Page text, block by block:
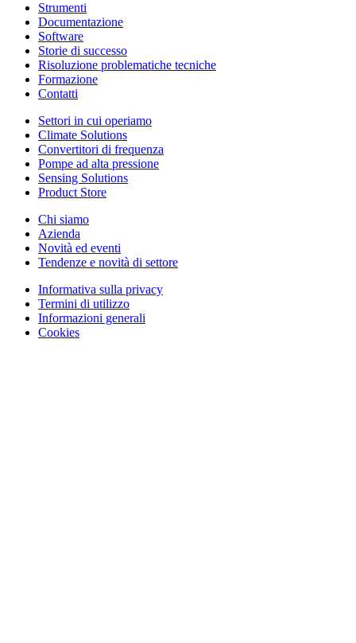
Strumenti
Documentazione
Software
Storie di successo
Risoluzione problematiche tecniche
Formazione
Contatti
Settori in cui operiamo
Climate Solutions
Convertitori di frequenza
Pompe ad alta pressione
Sensing Solutions
Product Store
Chi siamo
Azienda
Novità ed eventi
Tendenze e novità di settore
Informativa sulla privacy
Termini di utilizzo
Informazioni generali
Cookies